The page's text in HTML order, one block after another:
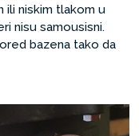
ili niskim tlakom u
nisu samousisni.
bazena tako da